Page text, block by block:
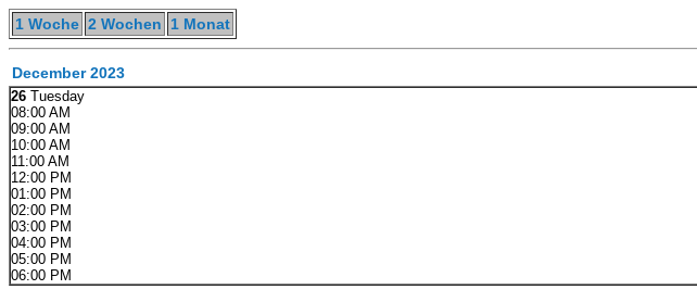
1 Woche 2 Wochen 1 Monat
December 2023
26 Tuesday
08:00 AM
09:00 AM
10:00 AM
11:00 AM
12:00 PM
01:00 PM
02:00 PM
03:00 PM
04:00 PM
05:00 PM
06:00 PM